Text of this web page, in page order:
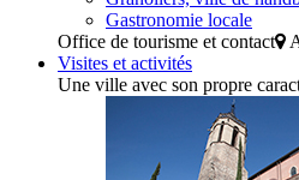
Gastronomie locale
Office de tourisme et contact
Visites et activités
Une ville avec son propre